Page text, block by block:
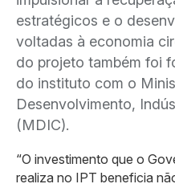
estratégicos e o
voltadas à economia
do projeto também foi
do instituto com o
Desenvolvimento,
(MDIC).
“O investimento que o
realiza no IPT beneficia